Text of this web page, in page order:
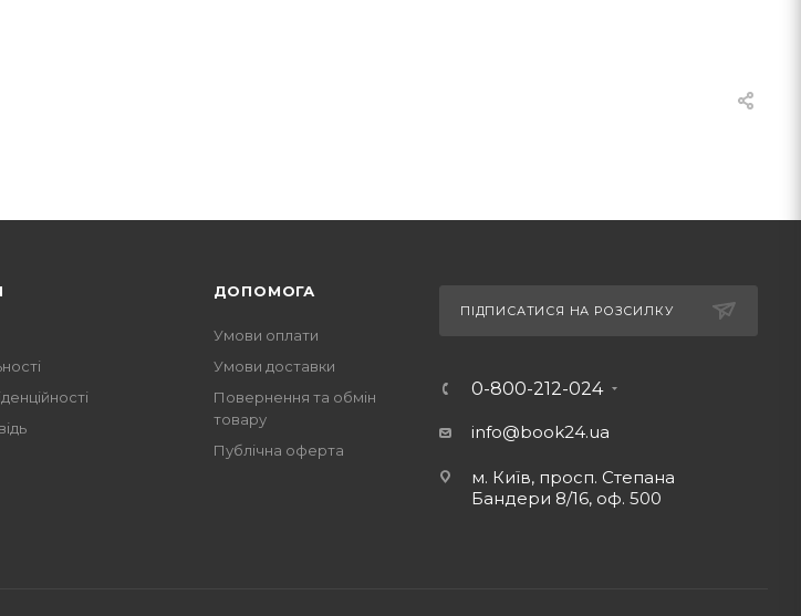
ДОПОМОГА
Умови оплати
Умови доставки
Повернення та обмін
товару
Публічна оферта
ПІДПИСАТИСЯ НА РОЗСИЛКУ
0-800-212-024
info@book24.ua
м. Київ, просп. Степана
Бандери 8/16, оф. 500